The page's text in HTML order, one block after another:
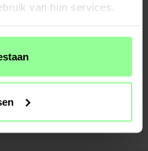
van hun services.
horloge. Inclusief
eenvoudig te bevestigen aan je